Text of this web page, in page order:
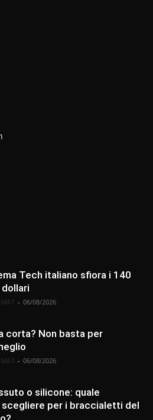
Tech italiano sfiora i 140
- 06/08/2026
corta? Non basta per
- 06/08/2026
o silicone: quale
scegliere per i braccialetti del